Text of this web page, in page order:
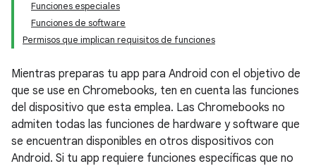
Funciones especiales
Funciones de software
Permisos que implican requisitos de funciones
Mientras preparas tu app para Android con el objetivo de
que se use en Chromebooks, ten en cuenta las funciones
del dispositivo que esta emplea. Las Chromebooks no
admiten todas las funciones de hardware y software que
se encuentran disponibles en otros dispositivos con
Android. Si tu app requiere funciones específicas que no